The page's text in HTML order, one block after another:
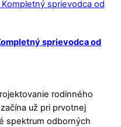
sprievodca od
rodinného
už pri prvotnej
spektrum odborných